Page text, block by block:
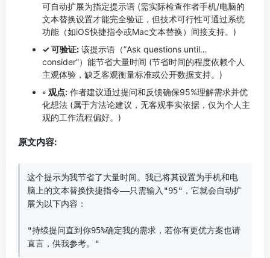
可自动扩展为指定提示语 (需实际检查作者手机/电脑的
文本替换设置才能完全验证，但技术可行性可通过系统
功能（如iOS快捷指令或Mac文本替换）间接支持。)
✓ 可验证: 该提示语（”Ask questions until…
consider”）能节省大量时间 (节省时间的程度依赖个人
主观体验，缺乏客观衡量标准或公开数据支持。)
◦ 观点: 作者建议通过提问和反馈确保95%理解需求并优
化想法 (属于方法论建议，无客观事实依据，仅为个人主
观的工作流程偏好。)
原文内容:
这个提示为我节省了大量时间。我已将其设置为手机和电
脑上的文本替换快捷指令——只需输入"95"，它就会自动扩
展为以下内容：
"持续提问直到你95%确定我的需求，若你有更优方案也请
直言，供我参考。"